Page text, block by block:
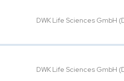
DWK Life Sciences GmbH
DWK Life Sciences GmbH